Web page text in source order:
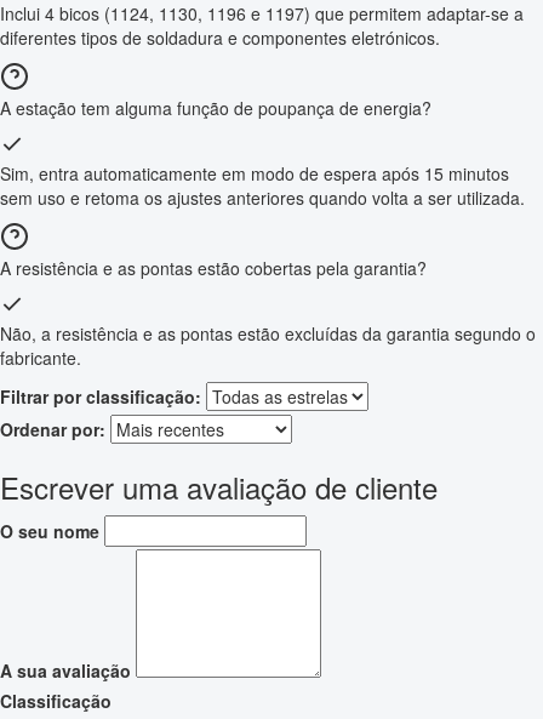
Inclui 4 bicos (1124, 1130, 1196 e 1197) que permitem adaptar-se a
diferentes tipos de soldadura e componentes eletrónicos.
A estação tem alguma função de poupança de energia?
Sim, entra automaticamente em modo de espera após 15 minutos
sem uso e retoma os ajustes anteriores quando volta a ser utilizada.
A resistência e as pontas estão cobertas pela garantia?
Não, a resistência e as pontas estão excluídas da garantia segundo o
fabricante.
Filtrar por classificação:
Ordenar por:
Escrever uma avaliação de cliente
O seu nome
A sua avaliação
Classificação